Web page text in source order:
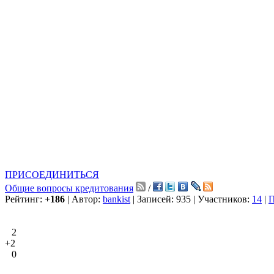
ПРИСОЕДИНИТЬСЯ
Общие вопросы кредитования
/
Рейтинг: +186 | Автор: bankist | Записей: 935 | Участников: 14 |
2
+2
0